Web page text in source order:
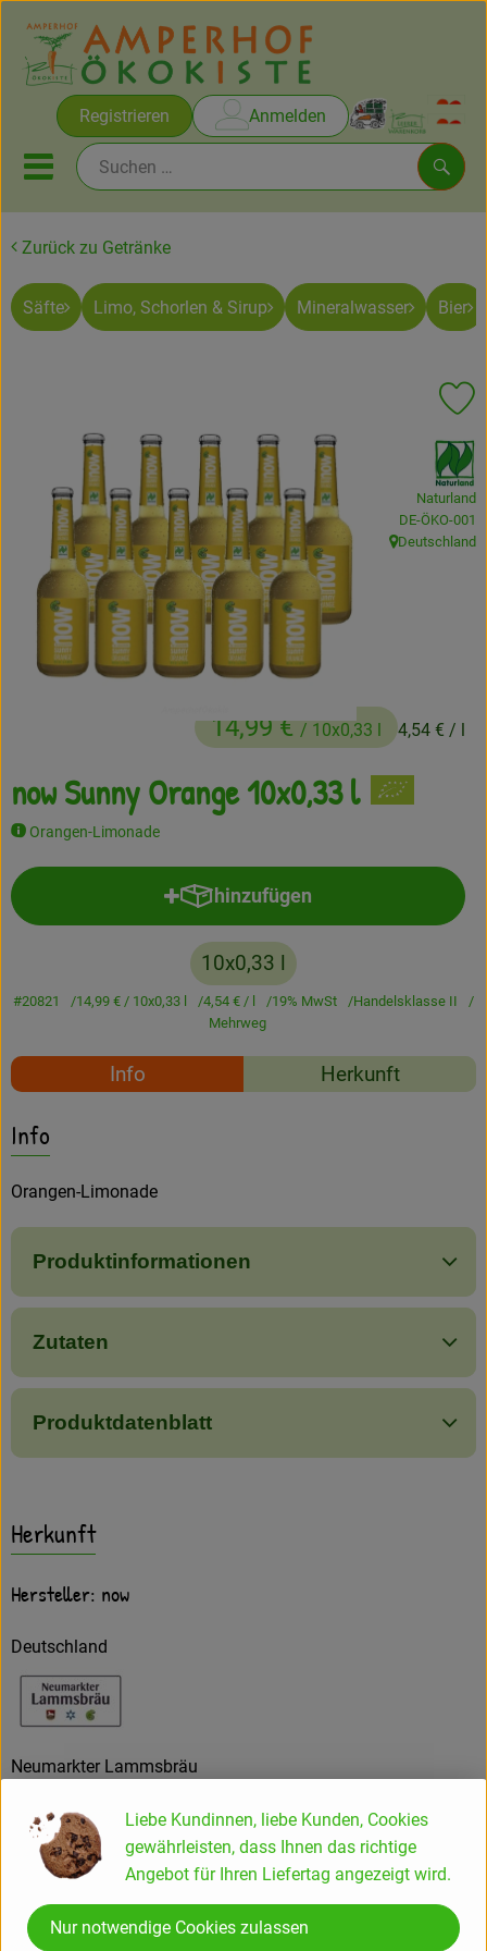
Registrieren Anmelden
Mobiles Menu öffnen oder
Rezepte
Obst & Gemüse
Frisches
Angebote
Haltbares
Getränke
Gratis Ökokiste im Wert von 25 Euro
Zurück zu Getränke
Säfte Limo, Schorlen & Sirup Mineralwasser Bier
now Sunny Orange 10x0,33 l
Orangen-Limonade
14,99 €/ 10x0,33 l 4,54 € / l
, Verband:
Naturland
, Kontrollstelle:
DE-ÖKO-001
, Herkunft:
Deutschland
hinzufügen
Produkt zum Warenkorb
10x0,33 l
#20821 14,99 € / 10x0,33 l 4,54 € / l 19% MwSt
Handelsklasse II
Mehrweg
Rezepte
Info Herkunft
Info
Orangen-Limonade
Produktinformationen
Zutaten
Produktdatenblatt
Herkunft
Hersteller: now
Deutschland
Neumarkter Lammsbräu
D 92318 Neumarkt i.d. OPf.
now - das Bio-Erfrischungsgetränk für Genießer
Den ursprünglichen Bio-Genuss unserer leckeren Bio-
Erfrischungsgetränke gibt es inzwischen in über zehn
Liebe Kundinnen, liebe Kunden, Cookies
gewährleisten, dass Ihnen das richtige
Angebot für Ihren Liefertag angezeigt wird.
Nur notwendige Cookies zulassen